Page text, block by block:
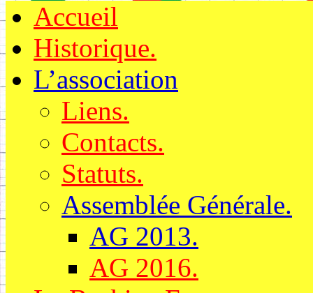
Accueil
Historique.
L’association
Liens.
Contacts.
Statuts.
Assemblée Générale.
AG 2013.
AG 2016.